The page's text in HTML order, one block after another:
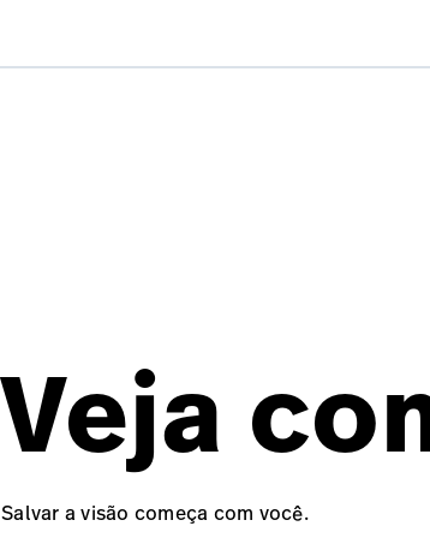
Veja
Salvar a visão começa com você.